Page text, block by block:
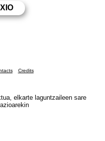
Credits
elkarte laguntzaileen sare